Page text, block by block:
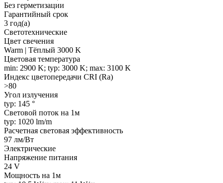
Без герметизации
Гарантийный срок
3 год(а)
Светотехнические
Цвет свечения
Warm | Тёплый 3000 K
Цветовая температура
min: 2900 K; typ: 3000 K; max: 3100 K
Индекс цветопередачи CRI (Ra)
>80
Угол излучения
typ: 145 °
Световой поток на 1м
typ: 1020 lm/m
Расчетная световая эффективность
97 лм/Вт
Электрические
Напряжение питания
24 V
Мощность на 1м